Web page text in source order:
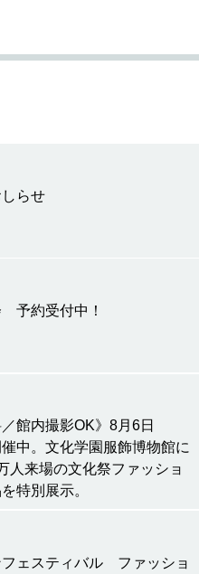
らせ
予約受付中！
／館内撮影OK》8月6日
催中。文化学園服飾博物館に
人来場の文化祭ファッショ
特別展示。
フェスティバル ファッショ